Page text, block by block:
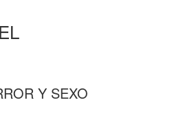
Y SEXO